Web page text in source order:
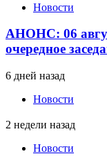
Новости
АНОНС: 06
очередное
6 дней назад
Новости
2 недели назад
Новости